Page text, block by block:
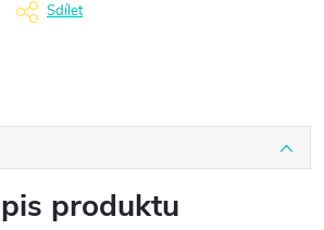
Sdílet
produktu